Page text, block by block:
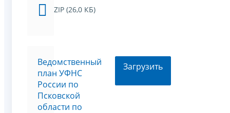
ZIP (26,0 КБ)
Ведомственный
план УФНС
России по
Псковской
области по
Загрузить